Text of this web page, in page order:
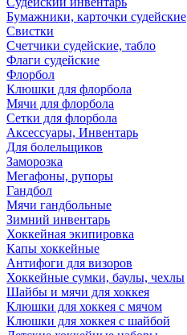
Бумажники, карточки судейские
Свистки
Счетчики судейские, табло
Флаги судейские
Флорбол
Клюшки для флорбола
Мячи для флорбола
Сетки для флорбола
Аксессуары, Инвентарь
Для болельщиков
Заморозка
Мегафоны, рупоры
Гандбол
Мячи гандбольные
Зимний инвентарь
Хоккейная экипировка
Капы хоккейные
Антифоги для визоров
Хоккейные сумки, баулы, чехлы
Шайбы и мячи для хоккея
Клюшки для хоккея с мячом
Клюшки для хоккея с шайбой